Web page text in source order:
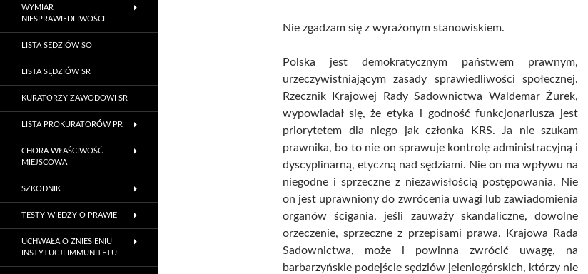
Nie zgadzam się z wyrażonym stanowiskiem.
Polska jest demokratycznym państwem prawnym,
urzeczywistniającym zasady sprawiedliwości społecznej.
Rzecznik Krajowej Rady Sadownictwa Waldemar Żurek,
wypowiadał się, że etyka i godność funkcjonariusza jest
priorytetem dla niego jak członka KRS. Ja nie szukam
prawnika, bo to nie on sprawuje kontrolę administracyjną i
dyscyplinarną, etyczną nad sędziami. Nie on ma wpływu na
niegodne i sprzeczne z niezawisłością postępowania. Nie
on jest uprawniony do zwrócenia uwagi lub zawiadomienia
organów ścigania, jeśli zauważy skandaliczne, dowolne
orzeczenie, sprzeczne z przepisami prawa. Krajowa Rada
Sadownictwa, może i powinna zwrócić uwagę, na
barbarzyńskie podejście sędziów jeleniogórskich, którzy nie
WYMIAR
NIESPRAWIEDLIWOŚCI
LISTA SĘDZIÓW SO
LISTA SĘDZIÓW SR
KURATORZY ZAWODOWI SR
LISTA PROKURATORÓW PR
CHORA WŁAŚCIWOŚĆ
MIEJSCOWA
SZKODNIK
TESTY WIEDZY O PRAWIE
UCHWAŁA O ZNIESIENIU
INSTYTUCJI IMMUNITETU